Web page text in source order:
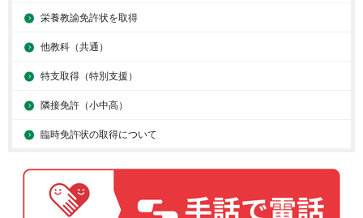
栄養教諭免許状を取得
他教科（共通）
特支取得（特別支援）
隣接免許（小中高）
臨時免許状の取得について